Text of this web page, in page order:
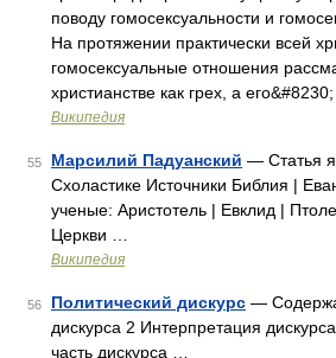
поводу гомосексуальности и
На протяжении практически всей
гомосексуальные отношения
христианстве как грех, а его&#8230;
Википедия
55 Марсилий Падуанский — Статья
Схоластике Источники Библия |
ученые: Аристотель | Евклид |
Церкви …
Википедия
56 Политический дискурс —
дискурса 2 Интерпретация
часть дискурса …